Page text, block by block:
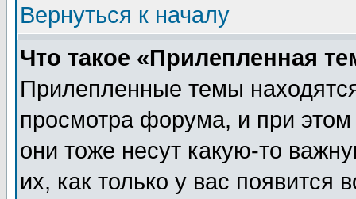
Вернуться к началу
Что такое «Прилепленная
Прилепленные темы
просмотра форума, и при
они тоже несут какую-то
их, как только у вас появится